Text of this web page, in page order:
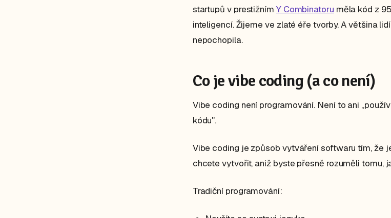
startupů v prestižním Y Combinatoru měla kód z
inteligencí. Žijeme ve zlaté éře tvorby. A většina
nepochopila.
Co je vibe coding (a co není)
Vibe coding není programování. Není to ani
kódu".
Vibe coding je způsob vytváření softwaru tím, že
chcete vytvořit, aniž byste přesně rozuměli tomu,
Tradiční programování: